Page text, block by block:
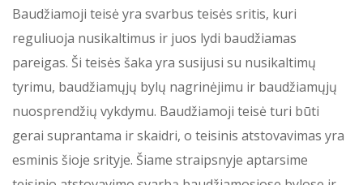
Baudžiamoji teisė yra svarbus teisės sritis, kuri
reguliuoja nusikaltimus ir juos lydi baudžiamas
pareigas. Ši teisės šaka yra susijusi su nusikaltimų
tyrimu, baudžiamųjų bylų nagrinėjimu ir baudžiamųjų
nuosprendžių vykdymu. Baudžiamoji teisė turi būti
gerai suprantama ir skaidri, o teisinis atstovavimas yra
esminis šioje srityje. Šiame straipsnyje aptarsime